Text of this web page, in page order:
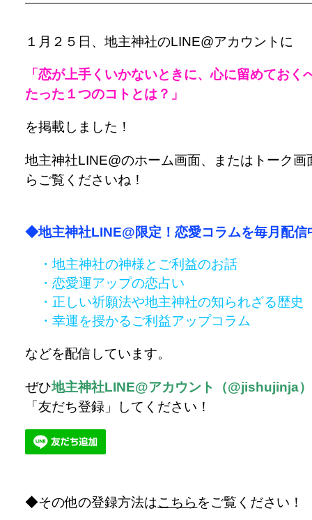
１月２５日、地主神社のLINE@アカウントに
「恋が上手くいかないときに、心に留めておく
たった１つのコトとは？」
を掲載しました！
地主神社LINE@のホーム画面、またはトーク画
らご覧くださいね！
◆地主神社LINE@限定！恋愛コラムを毎月配信
・地主神社の神様とご利益のお話
・恋愛運アップの恋占い
・正しい祈願法や地主神社の知られざる歴史
・幸運を授かるご利益アップコラム
などを配信しています。
ぜひ地主神社LINE@アカウント（@jishujinja）
「友だち登録」してください！
その他の登録方法はこちら をご覧ください！